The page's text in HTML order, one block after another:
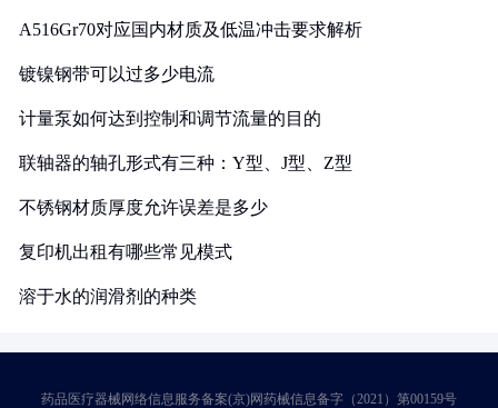
A516Gr70对应国内材质及低温冲击要求解析
镀镍钢带可以过多少电流
计量泵如何达到控制和调节流量的目的
联轴器的轴孔形式有三种：Y型、J型、Z型
不锈钢材质厚度允许误差是多少
复印机出租有哪些常见模式
溶于水的润滑剂的种类
药品医疗器械网络信息服务备案(京)网药械信息备字（2021）第00159号